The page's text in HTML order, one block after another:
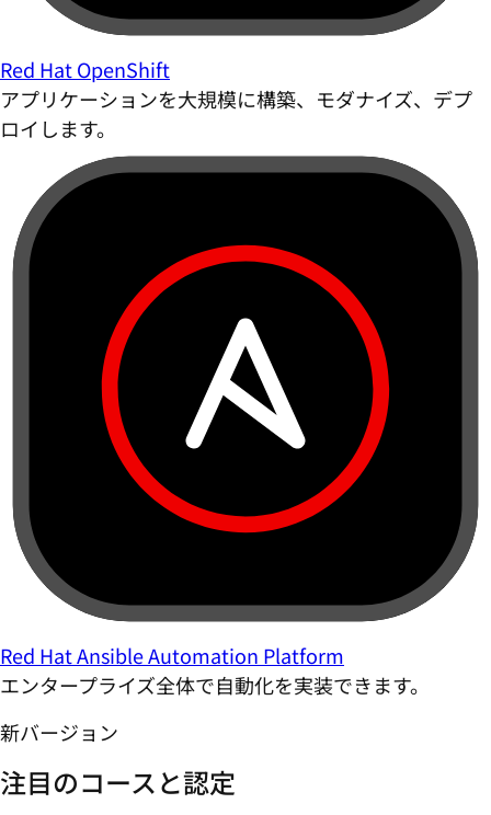
Red Hat OpenShift
アプリケーションを大規模に構築、モダナイズ、デプ
ロイします。
Red Hat Ansible Automation Platform
エンタープライズ全体で自動化を実装できます。
新バージョン
注目のコースと認定